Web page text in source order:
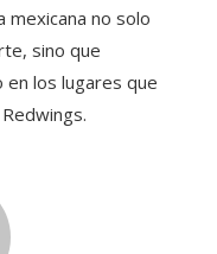
mexicana no solo
sino que
los lugares que